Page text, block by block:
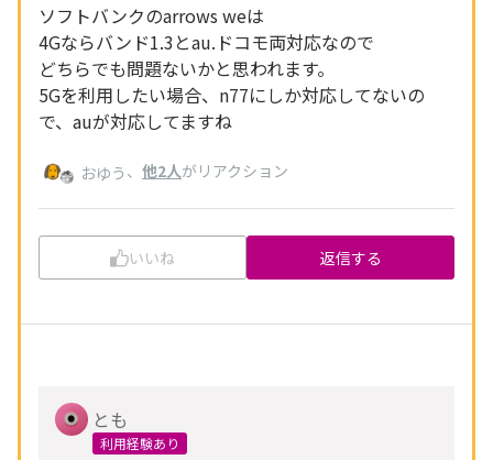
ソフトバンクのarrows weは
4Gならバンド1.3とau.ドコモ両対応なので
どちらでも問題ないかと思われます。
5Gを利用したい場合、n77にしか対応してないの
で、auが対応してますね
おゆう 、 他2人がリアクション
いいね 返信する
とも
利用経験あり